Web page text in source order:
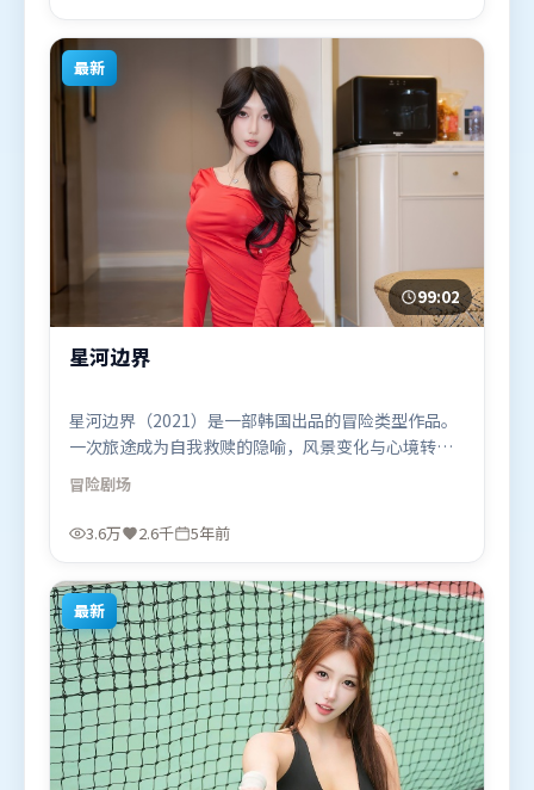
疑题材的观众观看。
最新
99:02
星河边界
星河边界（2021）是一部韩国出品的冒险类型作品。
一次旅途成为自我救赎的隐喻，风景变化与心境转折
彼此呼应。高潮段落信息密度高，情绪释放与主题回
扣同时完成。由北野武执导，黄政民、河正宇、全智
贤，弗洛伦丝·皮尤、周冬雨、廖凡等联袂出演。影
适合喜欢冒险题材的观众观看。
冒险剧场
3.6万 2.6千 5年前
最新